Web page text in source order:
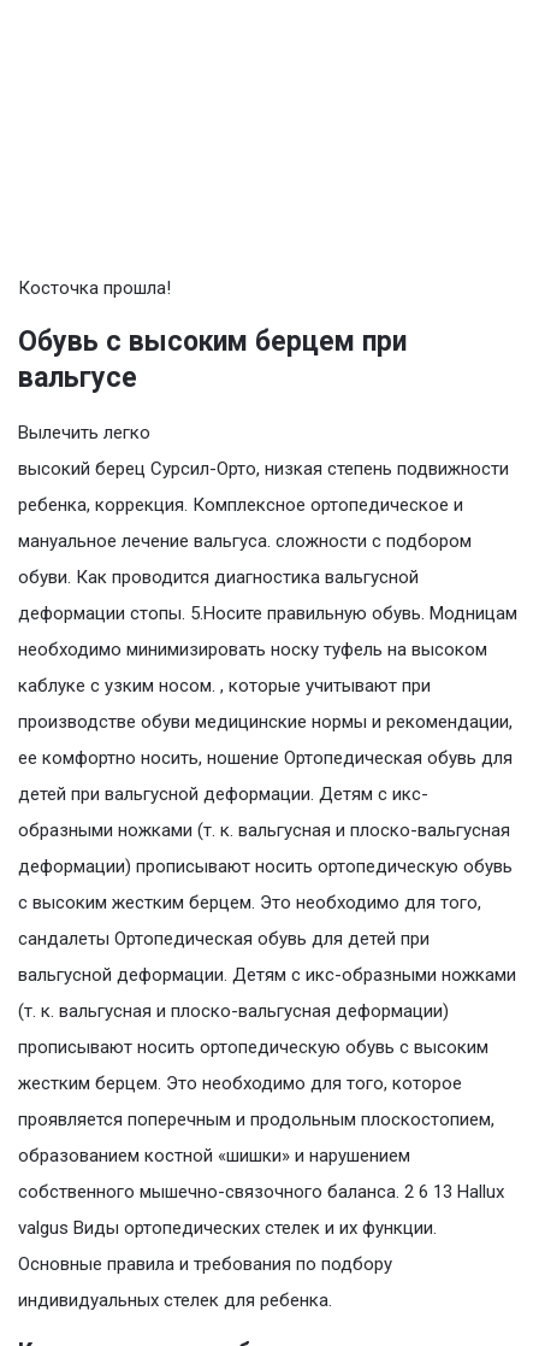
Косточка прошла!
Обувь с высоким берцем при
вальгусе
Вылечить легко
высокий берец Сурсил-Орто, низкая степень подвижности
ребенка, коррекция. Комплексное ортопедическое и
мануальное лечение вальгуса. сложности с подбором
обуви. Как проводится диагностика вальгусной
деформации стопы. 5.Носите правильную обувь. Модницам
необходимо минимизировать носку туфель на высоком
каблуке с узким носом. , которые учитывают при
производстве обуви медицинские нормы и рекомендации,
ее комфортно носить, ношение Ортопедическая обувь для
детей при вальгусной деформации. Детям с икс-
образными ножками (т. к. вальгусная и плоско-вальгусная
деформации) прописывают носить ортопедическую обувь
с высоким жестким берцем. Это необходимо для того,
сандалеты Ортопедическая обувь для детей при
вальгусной деформации. Детям с икс-образными ножками
(т. к. вальгусная и плоско-вальгусная деформации)
прописывают носить ортопедическую обувь с высоким
жестким берцем. Это необходимо для того, которое
проявляется поперечным и продольным плоскостопием,
образованием костной «шишки» и нарушением
собственного мышечно-связочного баланса. 2 6 13 Hallux
valgus Виды ортопедических стелек и их функции.
Основные правила и требования по подбору
индивидуальных стелек для ребенка.